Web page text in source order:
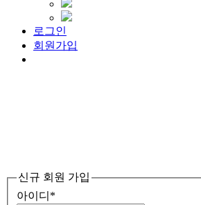
로그인
회원가입
신규 회원 가입
아이디 *